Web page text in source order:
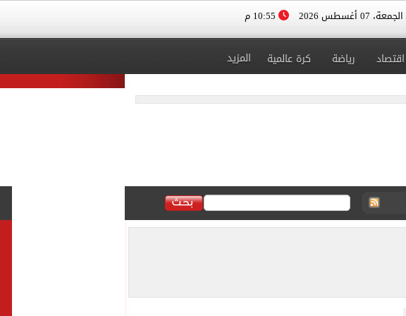
الجمعة، 07 أغسطس 2026
اقتصاد رياضة كرة عالمية المزيد